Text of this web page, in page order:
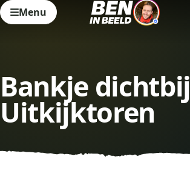
Menu
Bankje dichtbij
Uitkijktoren